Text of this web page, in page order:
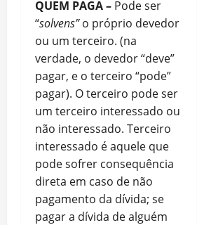
QUEM PAGA – Pode ser
“solvens”o próprio devedor
ou um terceiro. (na
verdade, o devedor “deve”
pagar, e o terceiro “pode”
pagar). O terceiro pode ser
um terceiro interessado ou
não interessado. Terceiro
interessado é aquele que
pode sofrer consequência
direta em caso de não
pagamento da dívida; se
pagar a dívida de alguém